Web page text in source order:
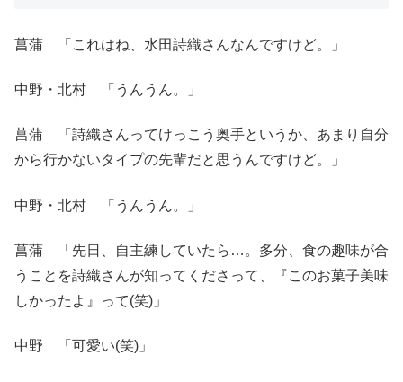
菖蒲 「これはね、水田詩織さんなんですけど。」
中野・北村 「うんうん。」
菖蒲 「詩織さんってけっこう奥手というか、あまり自分
から行かないタイプの先輩だと思うんですけど。」
中野・北村 「うんうん。」
菖蒲 「先日、自主練していたら…。多分、食の趣味が合
うことを詩織さんが知ってくださって、『このお菓子美味
しかったよ』って(笑)」
中野 「可愛い(笑)」